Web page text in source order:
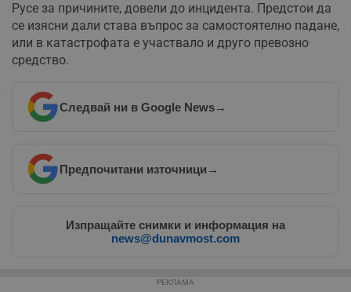
Русе за причините, довели до инцидента. Предстои да
се изясни дали става въпрос за самостоятелно падане,
или в катастрофата е участвало и друго превозно
средство.
Следвай ни в Google News→
Предпочитани източници →
Изпращайте снимки и информация на
news@dunavmost.com
РЕКЛАМА